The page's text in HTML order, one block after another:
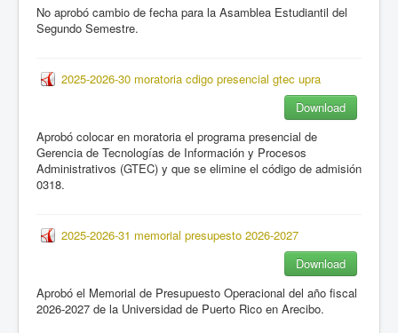
No aprobó cambio de fecha para la Asamblea Estudiantil del
Segundo Semestre.
2025-2026-30 moratoria cdigo presencial gtec upra
Download
Aprobó colocar en moratoria el programa presencial de
Gerencia de Tecnologías de Información y Procesos
Administrativos (GTEC) y que se elimine el código de admisión
0318.
2025-2026-31 memorial presupesto 2026-2027
Download
Aprobó el Memorial de Presupuesto Operacional del año fiscal
2026-2027 de la Universidad de Puerto Rico en Arecibo.